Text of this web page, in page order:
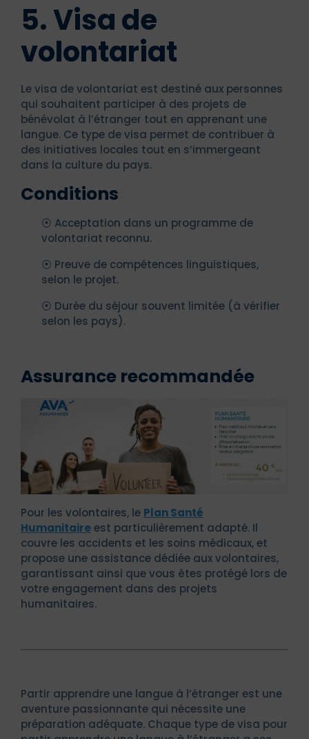
5. Visa de
volontariat
Le visa de volontariat est destiné aux personnes
qui souhaitent participer à des projets de
bénévolat à l’étranger tout en apprenant une
langue. Ce type de visa permet de contribuer à
des initiatives locales tout en s’immergeant
dans la culture du pays.
Conditions
⦿ Acceptation dans un programme de
volontariat reconnu.
⦿ Preuve de compétences linguistiques,
selon le projet.
⦿ Durée du séjour souvent limitée (à vérifier
selon les pays).
Assurance recommandée
Pour les volontaires, le Plan Santé
Humanitaireest particulièrement adapté. Il
couvre les accidents et les soins médicaux, et
propose une assistance dédiée aux volontaires,
garantissant ainsi que vous êtes protégé lors de
votre engagement dans des projets
humanitaires.
Partir apprendre une langue à l’étranger est une
aventure passionnante qui nécessite une
préparation adéquate. Chaque type de visa pour